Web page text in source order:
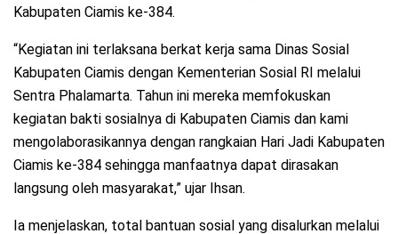
Kabupaten Ciamis ke-384.
“Kegiatan ini terlaksana berkat kerja sama Dinas Sosial
Kabupaten Ciamis dengan Kementerian Sosial RI melalui
Sentra Phalamarta. Tahun ini mereka memfokuskan
kegiatan bakti sosialnya di Kabupaten Ciamis dan kami
mengolaborasikannya dengan rangkaian Hari Jadi Kabupaten
Ciamis ke-384 sehingga manfaatnya dapat dirasakan
langsung oleh masyarakat,” ujar Ihsan.
Ia menjelaskan, total bantuan sosial yang disalurkan melalui